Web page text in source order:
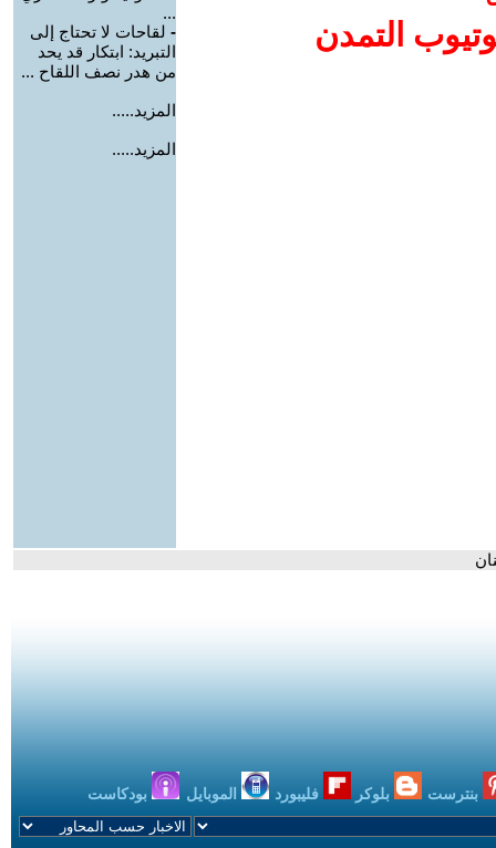
التمدن
...
- لقاحات لا تحتاج إلى
التبريد: ابتكار قد يحد
من هدر نصف اللقاح ...
المزيد.....
المزيد.....
بنترست بلوكر فليبورد الموبايل بودكاست